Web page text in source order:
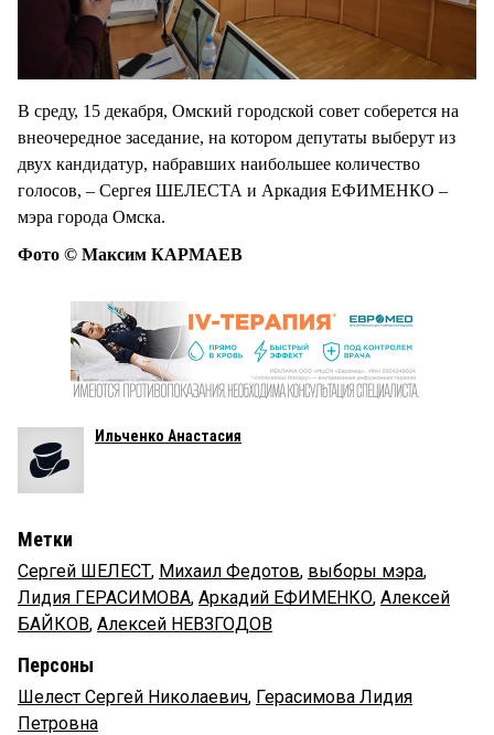
В среду, 15 декабря, Омский городской совет соберется на
внеочередное заседание, на котором депутаты выберут из
двух кандидатур, набравших наибольшее количество
голосов, – Сергея ШЕЛЕСТА и Аркадия ЕФИМЕНКО –
мэра города Омска.
Фото © Максим КАРМАЕВ
Ильченко Анастасия
Метки
Сергей ШЕЛЕСТ, Михаил Федотов, выборы мэра,
Лидия ГЕРАСИМОВА, Аркадий ЕФИМЕНКО, Алексей
БАЙКОВ, Алексей НЕВЗГОДОВ
Персоны
Шелест Сергей Николаевич, Герасимова Лидия
Петровна